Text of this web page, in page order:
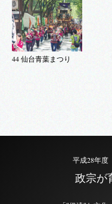
2 多賀城市
3 松島町
4 塩竈市
44 仙台青葉まつり
平成28年
政宗が